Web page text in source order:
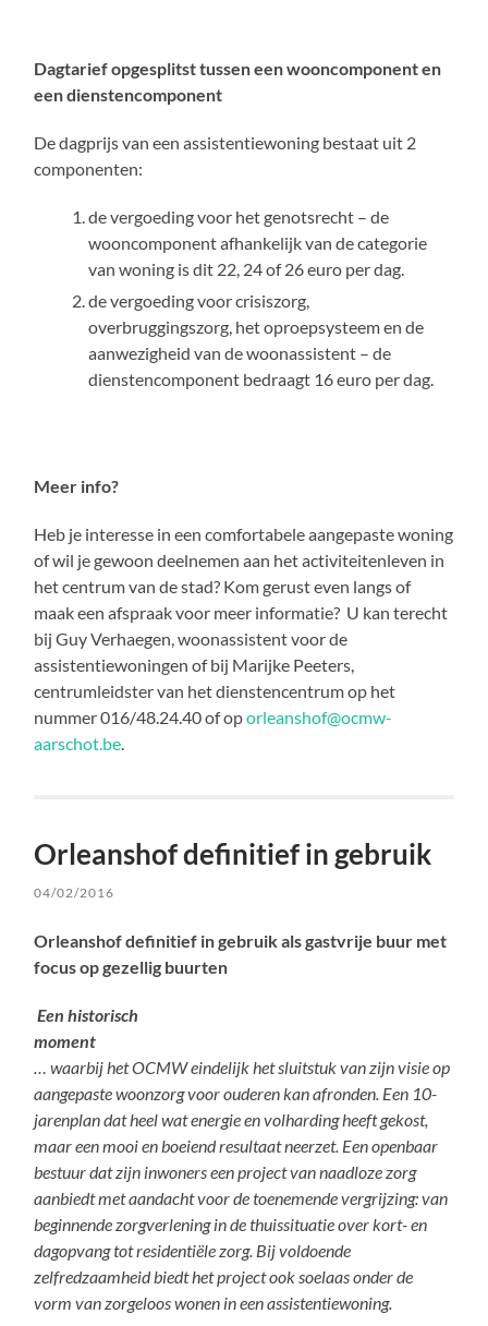
Dagtarief opgesplitst tussen een wooncomponent en
een dienstencomponent
De dagprijs van een assistentiewoning bestaat uit 2
componenten:
de vergoeding voor het genotsrecht – de
wooncomponent afhankelijk van de categorie
van woning is dit 22, 24 of 26 euro per dag.
de vergoeding voor crisiszorg,
overbruggingszorg, het oproepsysteem en de
aanwezigheid van de woonassistent – de
dienstencomponent bedraagt 16 euro per dag.
Meer info?
Heb je interesse in een comfortabele aangepaste woning
of wil je gewoon deelnemen aan het activiteitenleven in
het centrum van de stad? Kom gerust even langs of
maak een afspraak voor meer informatie? U kan terecht
bij Guy Verhaegen, woonassistent voor de
assistentiewoningen of bij Marijke Peeters,
centrumleidster van het dienstencentrum op het
nummer 016/48.24.40 of oporleanshof@ocmw-
aarschot.be.
Orleanshof definitief in gebruik
04/02/2016
Orleanshof definitief in gebruik als gastvrije buur met
focus op gezellig buurten
Een historisch
… waarbij het OCMW eindelijk het sluitstuk van zijn visie op
aangepaste woonzorg voor ouderen kan afronden. Een 10-
jarenplan dat heel wat energie en volharding heeft gekost,
maar een mooi en boeiend resultaat neerzet. Een openbaar
bestuur dat zijn inwoners een project van naadloze zorg
aanbiedt met aandacht voor de toenemende vergrijzing: van
beginnende zorgverlening in de thuissituatie over kort- en
dagopvang tot residentiële zorg. Bij voldoende
zelfredzaamheid biedt het project ook soelaas onder de
vorm van zorgeloos wonen in een assistentiewoning.